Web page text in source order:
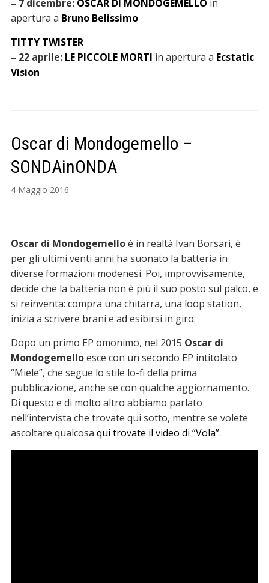
– 7 dicembre: OSCAR DI MONDOGEMELLO in
apertura a Bruno Belissimo
TITTY TWISTER
– 22 aprile: LE PICCOLE MORTI in apertura a Ecstatic
Vision
Oscar di Mondogemello –
SONDAinONDA
4 Maggio 2016
Oscar di Mondogemelloè in realtà Ivan Borsari, è
per gli ultimi venti anni ha suonato la batteria in
diverse formazioni modenesi. Poi, improvvisamente,
decide che la batteria non è più il suo posto sul palco, e
si reinventa: compra una chitarra, una loop station,
inizia a scrivere brani e ad esibirsi in giro.
Dopo un primo EP omonimo, nel 2015 Oscar di
Mondogemelloesce con un secondo EP intitolato
“Miele”, che segue lo stile lo-fi della prima
pubblicazione, anche se con qualche aggiornamento.
Di questo e di molto altro abbiamo parlato
nell’intervista che trovate qui sotto, mentre se volete
ascoltare qualcosa qui trovate il video di “Vola”.